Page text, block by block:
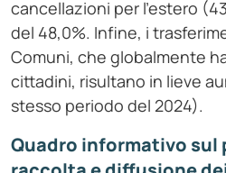
cancellazioni per l’estero
del 48,0%. Infine, i
Comuni, che globalmente
cittadini, risultano in lieve
stesso periodo del 2024).
Quadro informativo sul